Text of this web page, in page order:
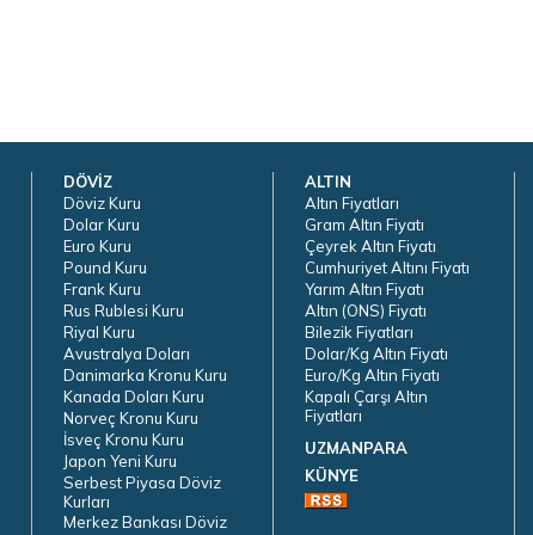
DÖVİZ
Döviz Kuru
Dolar Kuru
Euro Kuru
Pound Kuru
Frank Kuru
Rus Rublesi Kuru
Riyal Kuru
Avustralya Doları
Danimarka Kronu Kuru
Kanada Doları Kuru
Norveç Kronu Kuru
İsveç Kronu Kuru
Japon Yeni Kuru
Serbest Piyasa Döviz
Kurları
Merkez Bankası Döviz
ALTIN
Altın Fiyatları
Gram Altın Fiyatı
Çeyrek Altın Fiyatı
Cumhuriyet Altını Fiyatı
Yarım Altın Fiyatı
Altın (ONS) Fiyatı
Bilezik Fiyatları
Dolar/Kg Altın Fiyatı
Euro/Kg Altın Fiyatı
Kapalı Çarşı Altın
Fiyatları
UZMANPARA
KÜNYE